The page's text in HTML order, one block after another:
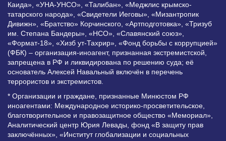
Каида», «УНА-УНСО», «Талибан», «Меджлис крымско-
татарского народа», «Свидетели Иеговы», «Мизантропик
Дивижн», «Братство» Корчинского, «Артподготовка», «Тризуб
им. Степана Бандеры», «НСО», «Славянский союз»,
«Формат-18», «Хизб ут-Тахрир», «Фонд борьбы с коррупцией»
(ФБК) – организация-иноагент, признанная экстремистской,
запрещена в РФ и ликвидирована по решению суда; её
основатель Алексей Навальный включён в перечень
террористов и экстремистов.
* Организации и граждане, признанные Минюстом РФ
иноагентами: Международное историко-просветительское,
благотворительное и правозащитное общество «Мемориал»,
Аналитический центр Юрия Левады, фонд «В защиту прав
заключённых», «Институт глобализации и социальных